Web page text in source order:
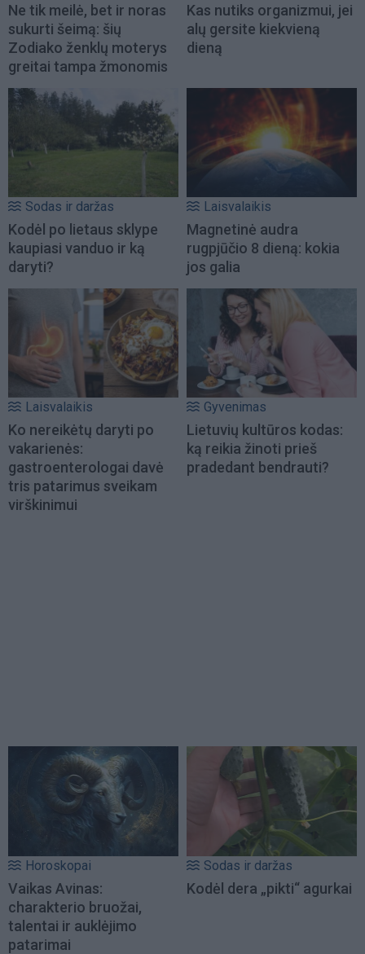
Ne tik meilė, bet ir noras
sukurti šeimą: šių
Zodiako ženklų moterys
greitai tampa žmonomis
Kas nutiks organizmui, jei
alų gersite kiekvieną
dieną
Sodas ir daržas
Kodėl po lietaus sklype
kaupiasi vanduo ir ką
daryti?
Laisvalaikis
Magnetinė audra
rugpjūčio 8 dieną: kokia
jos galia
Laisvalaikis
Ko nereikėtų daryti po
vakarienės:
gastroenterologai davė
tris patarimus sveikam
virškinimui
Gyvenimas
Lietuvių kultūros kodas:
ką reikia žinoti prieš
pradedant bendrauti?
Horoskopai
Vaikas Avinas:
charakterio bruožai,
talentai ir auklėjimo
patarimai
Sodas ir daržas
Kodėl dera „pikti“ agurkai